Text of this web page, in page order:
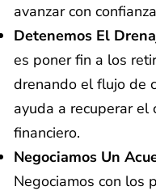
avanzar con
Detenemos El
es poner fin a los
drenando el flujo de
ayuda a recuperar el
financiero.
Negociamos Un
Negociamos con los